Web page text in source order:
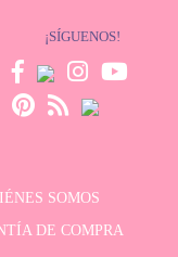
¡SÍGUENOS!
SOMOS
DE COMPRA